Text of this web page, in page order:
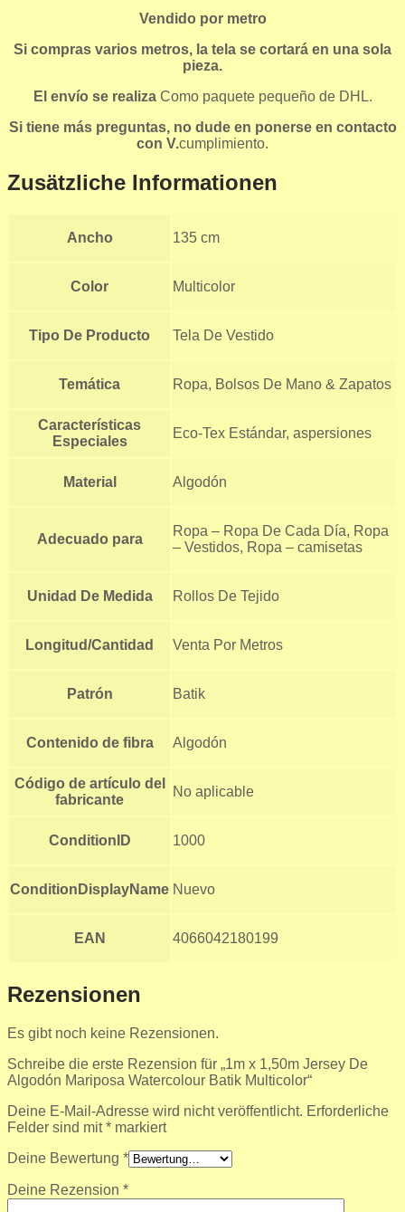
Vendido por metro
Si compras varios metros, la tela se cortará en una sola
pieza.
El envío se realiza Como paquete pequeño de DHL.
Si tiene más preguntas, no dude en ponerse en contacto
con V.cumplimiento.
Zusätzliche Informationen
Ancho 135 cm
Color Multicolor
Tipo De Producto Tela De Vestido
Temática Ropa, Bolsos De Mano & Zapatos
Características
Especiales
Eco-Tex Estándar, aspersiones
Material Algodón
Adecuado para
Ropa – Ropa De Cada Día, Ropa
– Vestidos, Ropa – camisetas
Unidad De Medida Rollos De Tejido
Longitud/Cantidad Venta Por Metros
Patrón Batik
Contenido de fibra Algodón
Código de artículo del
fabricante
No aplicable
ConditionID 1000
ConditionDisplayName Nuevo
EAN 4066042180199
Rezensionen
Es gibt noch keine Rezensionen.
Schreibe die erste Rezension für „1m x 1,50m Jersey De
Algodón Mariposa Watercolour Batik Multicolor“
Deine E-Mail-Adresse wird nicht veröffentlicht. Erforderliche
Felder sind mit* markiert
Deine Bewertung *
Deine Rezension *